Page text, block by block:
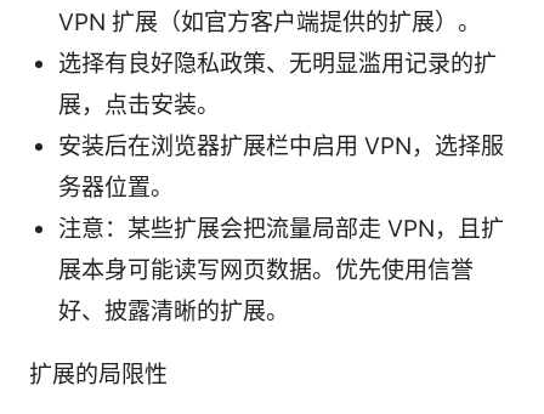
VPN 扩展（如官方客户端提供的扩展）。
选择有良好隐私政策、无明显滥用记录的扩
展，点击安装。
安装后在浏览器扩展栏中启用 VPN，选择服
务器位置。
注意：某些扩展会把流量局部走 VPN，且扩
展本身可能读写网页数据。优先使用信誉
好、披露清晰的扩展。
扩展的局限性